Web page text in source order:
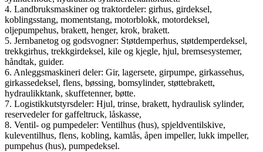
4. Landbruksmaskiner og traktordeler: girhus, girdeksel,
koblingsstang, momentstang, motorblokk, motordeksel,
oljepumpehus, brakett, henger, krok, brakett.
5. Jernbanetog og godsvogner: Støtdemperhus, støtdemperdeksel,
trekkgirhus, trekkgirdeksel, kile og kjegle, hjul, bremsesystemer,
håndtak, guider.
6. Anleggsmaskineri deler: Gir, lagersete, girpumpe, girkassehus,
girkassedeksel, flens, bøssing, bomsylinder, støttebrakett,
hydraulikktank, skuffetenner, bøtte.
7. Logistikkutstyrsdeler: Hjul, trinse, brakett, hydraulisk sylinder,
reservedeler for gaffeltruck, låskasse,
8. Ventil- og pumpedeler: Ventilhus (hus), spjeldventilskive,
kuleventilhus, flens, kobling, kamlås, åpen impeller, lukk impeller,
pumpehus (hus), pumpedeksel.